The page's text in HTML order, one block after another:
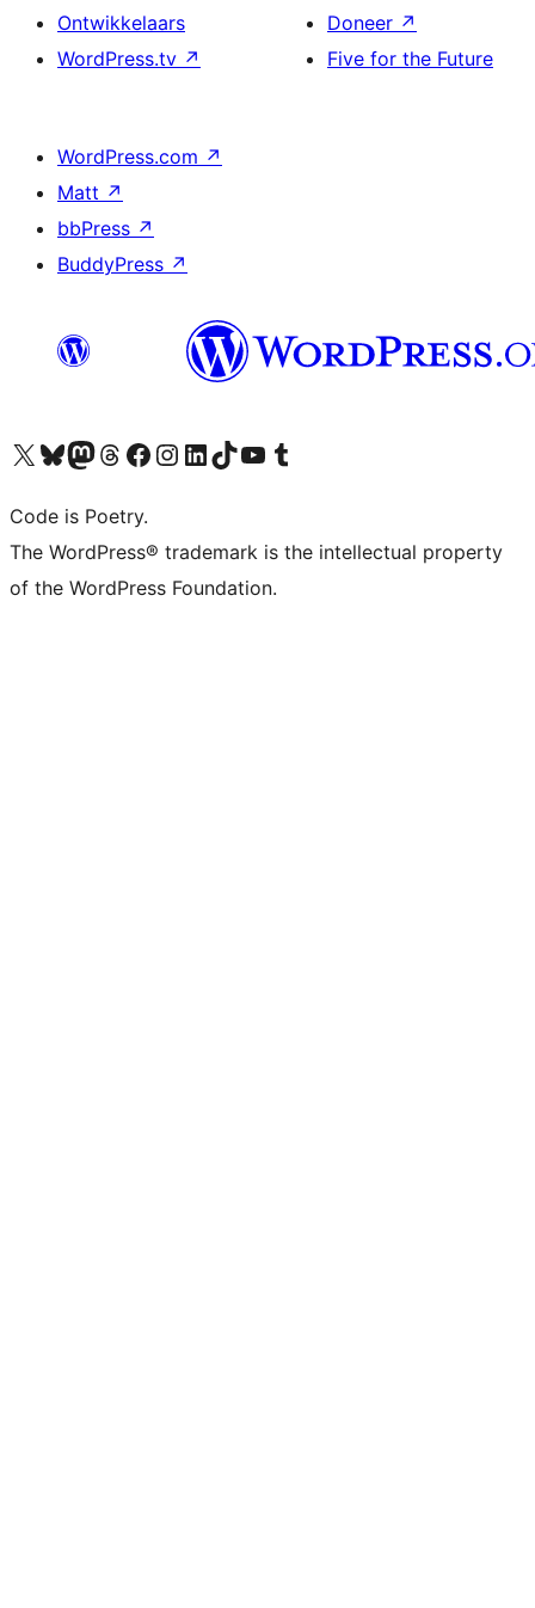
Ontwikkelaars
WordPress.tv ↗
Doneer ↗
Five for the Future
WordPress.com ↗
Matt ↗
bbPress ↗
BuddyPress ↗
Bezoek ons X (voorheen Twitter) account
Bezoek onze Bluesky account
Bezoek ons Mastodon account
Bezoek onze Threads account
Onze Facebookpagina bezoeken
Bezoek onze Instagram account
Bezoek onze LinkedIn account
Bezoek onze TikTok account
Bezoek ons YouTube kanaalBezoek onze Tumblr account
Code is Poetry.
The WordPress® trademark is the intellectual property
of the WordPress Foundation.